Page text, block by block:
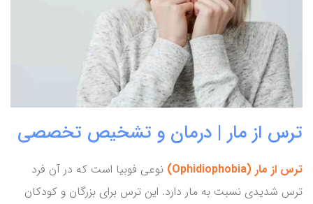
ترس از مار | درمان و تشخیص تخصصی
ترس از مار (Ophidiophobia)
نوعی فوبیا است که در آن فرد
ترس شدیدی نسبت به مار دارد. این ترس برای بزرگان و کودکان